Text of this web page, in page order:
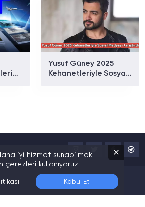
Yusuf Güney 2025
Kehanetleriyle Sosyal
iyi hizmet sunabilmek
çerezleri kullanıyoruz.
Kabul Et